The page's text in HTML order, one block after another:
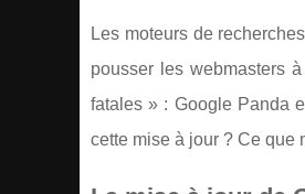
Les moteurs de
pousser les webmasters
fatales » : Google Panda
cette mise à jour ? Ce que